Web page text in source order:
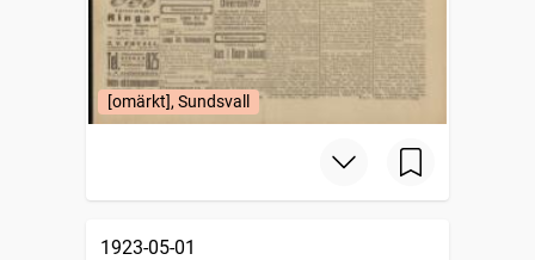
[omärkt], Sundsvall
1923-05-01